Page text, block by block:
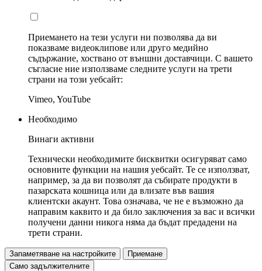
Приемането на тези услуги ни позволява да ви
показваме видеоклипове или друго медийно
съдържание, хоствано от външни доставчици. С вашето
съгласие ние използваме следните услуги на трети
страни на този уебсайт:
Vimeo, YouTube
Необходимо
Винаги активни
Технически необходимите бисквитки осигуряват само
основните функции на нашия уебсайт. Те се използват,
например, за да ви позволят да събирате продукти в
пазарската кошница или да влизате във вашия
клиентски акаунт. Това означава, че не е възможно да
направим каквито и да било заключения за вас и всички
получени данни никога няма да бъдат предадени на
трети страни.
Запаметяване на настройките
Приемане
Само задължителните